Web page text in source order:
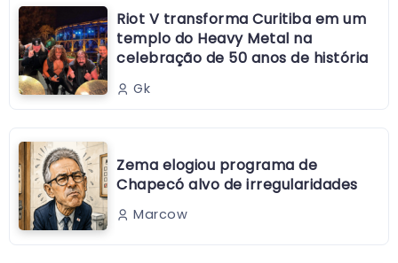
Riot V transforma Curitiba em um
templo do Heavy Metal na
celebração de 50 anos de história
Gk
Zema elogiou programa de
Chapecó alvo de irregularidades
Marcow